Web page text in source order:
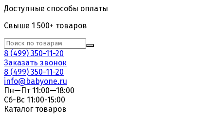
Доступные способы оплаты
Свыше 1 500+ товаров
8 (499) 350-11-20
Заказать звонок
8 (499) 350-11-20
info@babyone.ru
Пн—Пт 11:00—18:00
Сб-Вс 11:00-15:00
Каталог товаров